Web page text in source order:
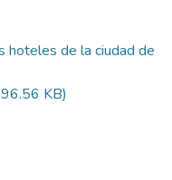
hoteles de la ciudad de
KB)